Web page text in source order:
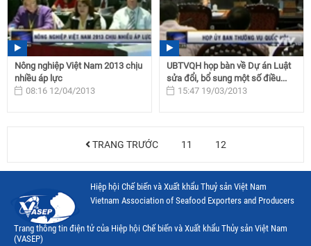
Nông nghiệp Việt Nam 2013 chịu
nhiều áp lực
08:16 12/04/2013
UBTVQH họp bàn về Dự án Luật
sửa đổi, bổ sung một số điều...
15:47 19/03/2013
TRANG TRƯỚC 11 12
Hiệp hội Chế biến và Xuất khẩu Thuỷ sản Việt Nam
Vietnam Association of Seafood Exporters and Producers
Trang thông tin điện tử của Hiệp hội Chế biến và Xuất khẩu Thủy sản Việt Nam
(VASEP)